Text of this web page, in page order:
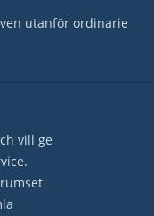
utanför ordinarie
vill ge